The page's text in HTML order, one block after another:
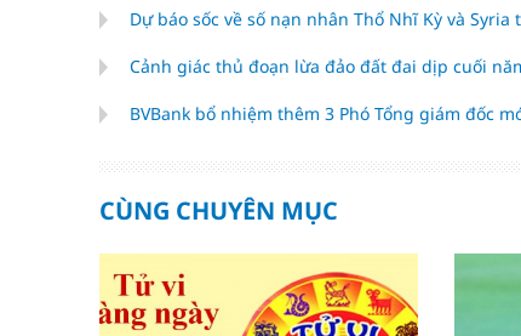
Dự báo sốc về số nạn nhân Thổ Nhĩ Kỳ và
Cảnh giác thủ đoạn lừa đảo đất đai dịp cuối
BVBank bổ nhiệm thêm 3 Phó Tổng giám đốc
CÙNG CHUYÊN MỤC